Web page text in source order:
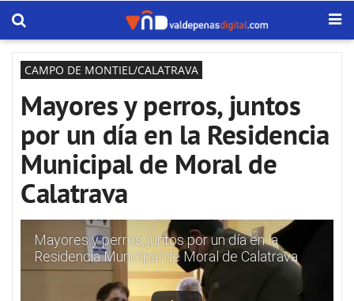
CAMPO DE MONTIEL/CALATRAVA
Mayores y perros, juntos
por un día en la Residencia
Municipal de Moral de
Calatrava
Mayores y perros, juntos por un día en la
Residencia Municipal de Moral de Calatrava